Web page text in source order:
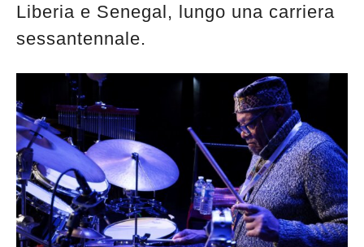
Liberia e Senegal, lungo una carriera
sessantennale.